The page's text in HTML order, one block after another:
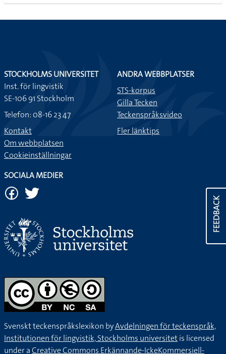
FEEDBACK
STOCKHOLMS UNIVERSITET
Inst. för lingvistik
SE-106 91 Stockholm
Telefon: 08-16 23 47
Kontakt
Om webbplatsen
Cookieinställningar
ANDRA WEBBPLATSER
STS-korpus
Gilla Tecken
Teckenspråksvideo
Fler länktips
SOCIALA MEDIER
Svenskt teckenspråkslexikon byAvdelningen för teckenspråk,
Institutionen för lingvistik, Stockholms universitetis licensed
under aCreative Commons Erkännande-IckeKommersiell-